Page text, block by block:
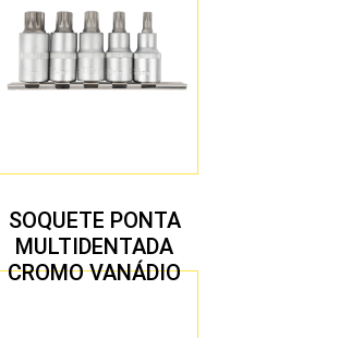
SOQUETE PONTA
MULTIDENTADA
CROMO VANÁDIO